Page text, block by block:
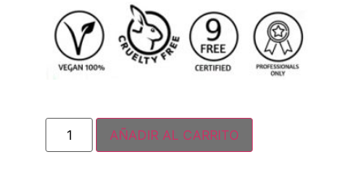
AÑADIR AL CARRITO